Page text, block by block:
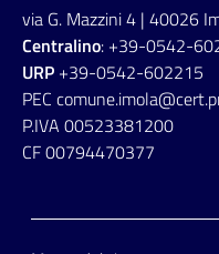
via G. Mazzini 4 | 40026
Centralino: +39-0542-
URP +39-0542-602215
PEC
P.IVA 00523381200
CF 00794470377